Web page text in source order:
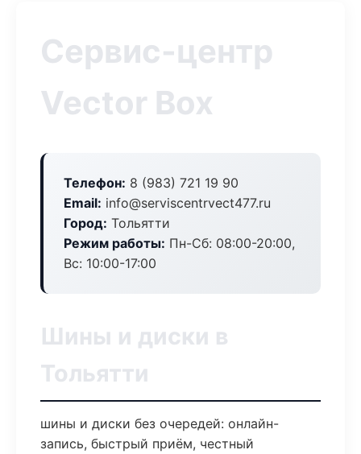
Сервис-центр
Vector Box
Телефон: 8 (983) 721 19 90
Email: info@serviscentrvect477.ru
Город: Тольятти
Режим работы: Пн-Сб: 08:00-20:00,
Вс: 10:00-17:00
Шины и диски в
Тольятти
шины и диски без очередей: онлайн-
запись, быстрый приём, честный